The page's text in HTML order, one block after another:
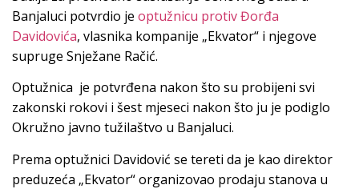
Banjaluci potvrdio je optužnicu protiv Đorđa
Davidovića, vlasnika kompanije „Ekvator“ i njegove
supruge Snježane Račić.
Optužnica je potvrđena nakon što su probijeni svi
zakonski rokovi i šest mjeseci nakon što ju je podiglo
Okružno javno tužilaštvo u Banjaluci.
Prema optužnici Davidović se tereti da je kao direktor
preduzeća „Ekvator“ organizovao prodaju stanova u